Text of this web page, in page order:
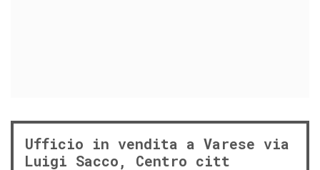
Ufficio in vendita a Varese via
Luigi Sacco, Centro citt